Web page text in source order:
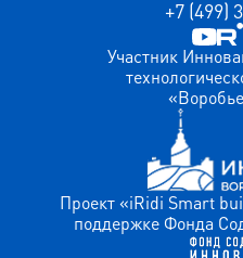
+7 (499)
Участник
Проект «iRidi Smart
поддержке Фонда